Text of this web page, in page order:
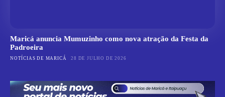
Maricá anuncia Mumuzinho como nova atração da Festa da
Padroeira
NOTÍCIAS DE MARICÁ 28 DE JULHO DE 2026